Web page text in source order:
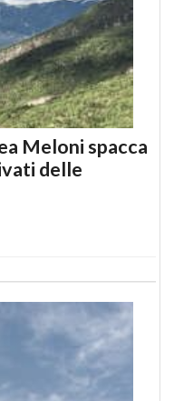
Meloni spacca
delle